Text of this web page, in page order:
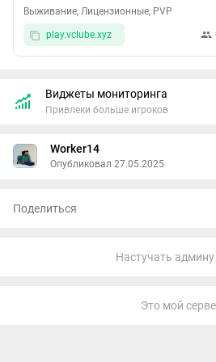
PvPпо согласию других игроков.
Сложность - хард.
https://vclube.xyz/appeal
Выживание, Лицензионные, PVP
play.vclube.xyz
Виджеты мониторинга
Привлеки больше игроков
Worker14
Опубликовал 27.05.2025
Поделиться
Настучать админу
Это мой